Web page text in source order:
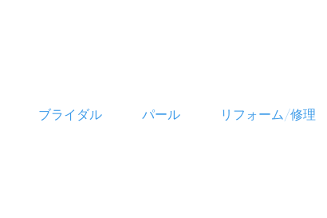
ブライダル パール リフォーム/修理